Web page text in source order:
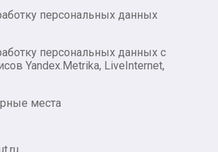
персональных данных
персональных данных с
Yandex.Metrika, LiveInternet,
места